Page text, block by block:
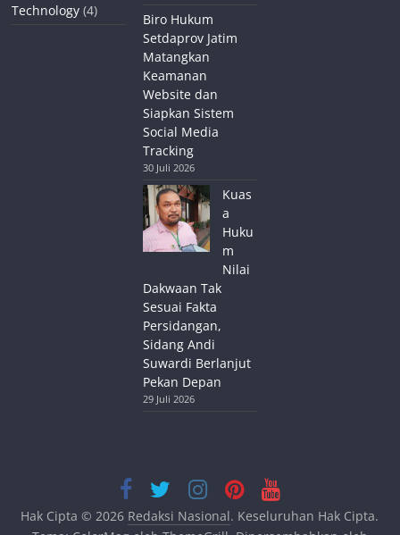
Technology (4)
Biro Hukum
Setdaprov Jatim
Matangkan
Keamanan
Website dan
Siapkan Sistem
Social Media
Tracking
30 Juli 2026
Kuas
a
Huku
m
Nilai
Dakwaan Tak
Sesuai Fakta
Persidangan,
Sidang Andi
Suwardi Berlanjut
Pekan Depan
29 Juli 2026
Hak Cipta © 2026 Redaksi Nasional. Keseluruhan Hak Cipta.